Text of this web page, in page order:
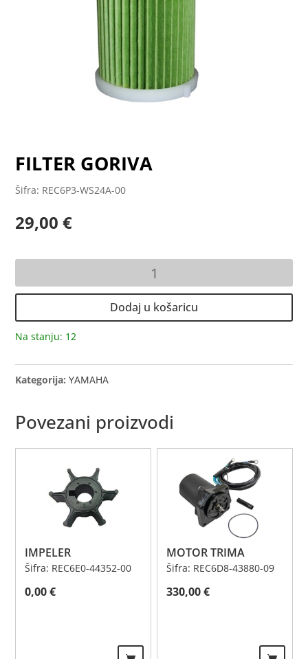
FILTER GORIVA
Šifra: REC6P3-WS24A-00
29,00€
količina
Dodaj u košaricu
Na stanju: 12
Kategorija:YAMAHA
Povezani proizvodi
IMPELER
Šifra: REC6E0-44352-00
0,00€
MOTOR TRIMA
Šifra: REC6D8-43880-09
330,00€